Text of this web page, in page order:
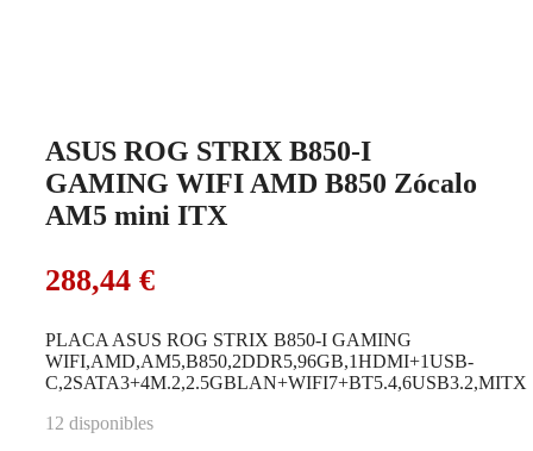
ASUS ROG STRIX B850-I
GAMING WIFI AMD B850 Zócalo
AM5 mini ITX
288,44 €
PLACA ASUS ROG STRIX B850-I GAMING
WIFI,AMD,AM5,B850,2DDR5,96GB,1HDMI+1USB-
C,2SATA3+4M.2,2.5GBLAN+WIFI7+BT5.4,6USB3.2,MITX
12 disponibles